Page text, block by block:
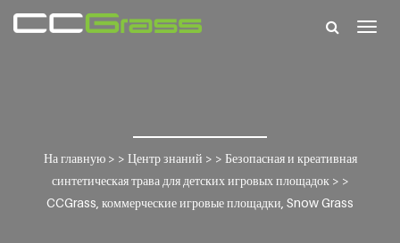
На главную> > Центр знаний > > Безопасная и креативная
синтетическая трава для детских игровых площадок > >
CCGrass, коммерческие игровые площадки, Snow Grass